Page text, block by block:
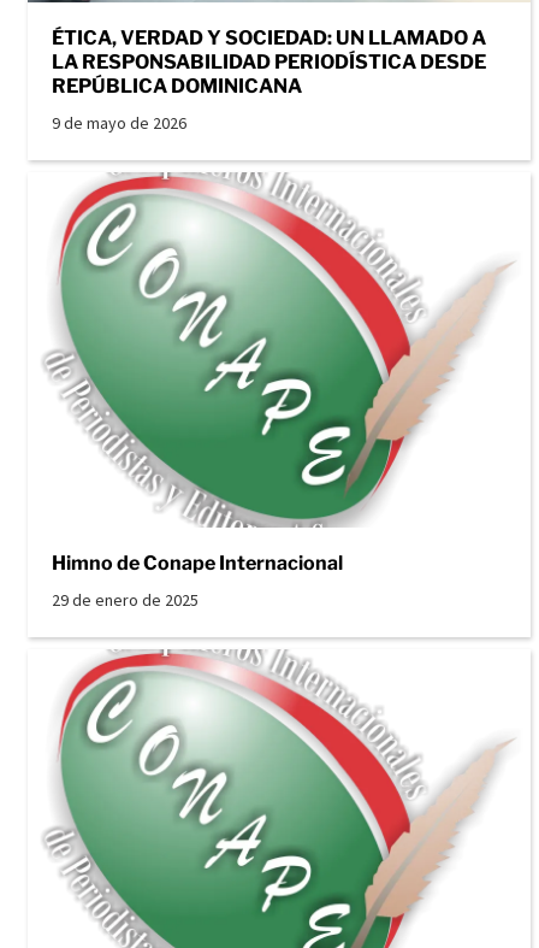
ÉTICA, VERDAD Y SOCIEDAD: UN LLAMADO A
LA RESPONSABILIDAD PERIODÍSTICA DESDE
REPÚBLICA DOMINICANA
9 de mayo de 2026
Himno de Conape Internacional
29 de enero de 2025